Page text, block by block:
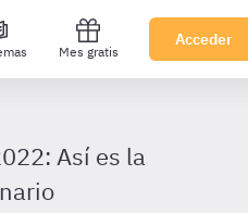
Mes gratis
Acceder
Así es la